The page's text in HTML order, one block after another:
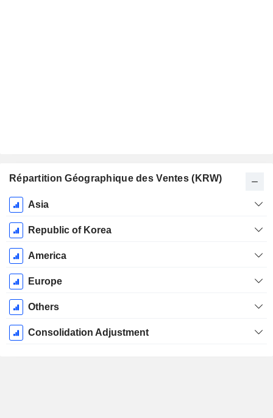
Répartition Géographique des Ventes (KRW)
Période
Fiscale:
Décembre
Asia
Republic of Korea
America
Europe
Others
Consolidation Adjustment